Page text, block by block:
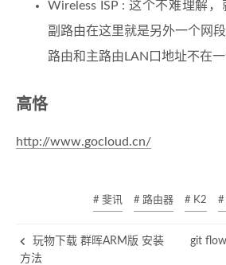
Wireless ISP : 这个不难理解，
副路由在这里就是另外一个网
路由和主路由LAN口地址不在一
高恪
http://www.gocloud.cn/
# 斐讯 # 路由器 # K2 #
玩物下载 群晖ARM版 安装
方法
git